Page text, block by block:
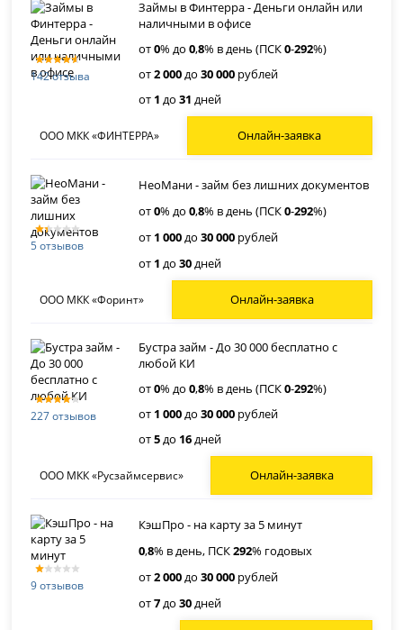
142 отзыва
Займы в Финтерра - Деньги онлайн или
наличными в офисе
от0% до0,8% в день (ПСК0-292%)
от2 000до30 000 рублей
от 1 до31 дней
ООО МКК «ФИНТЕРРА» Онлайн-заявка
5 отзывов
НеоМани - займ без лишних документов
от0% до0,8% в день (ПСК0-292%)
от 1 000до30 000 рублей
от 1 до30дней
ООО МКК «Форинт» Онлайн-заявка
227 отзывов
Бустра займ - До 30 000 бесплатно с
любой КИ
от0% до0,8% в день (ПСК0-292%)
от 1 000до30 000 рублей
от5до 16дней
ООО МКК «Русзаймсервис» Онлайн-заявка
9 отзывов
КэшПро - на карту за 5 минут
0,8% в день, ПСК292% годовых
от2 000до30 000 рублей
от7до30дней